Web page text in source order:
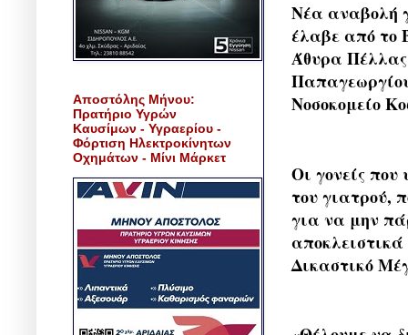
Νέα αναβολή
έλαβε από το
Άθυρα Πέλλας
Νοσοκομείο
Οι γονείς
του γιατρού,
για να μην
αποκλειστικά
Δικαστικό
Αποστόλης Μήνου:
Πρατήριο Υγρών
Καυσίμων - Υγραερίου -
Φόρτιση Ηλεκτροκίνητων
Οχημάτων - Μίνι Μάρκετ